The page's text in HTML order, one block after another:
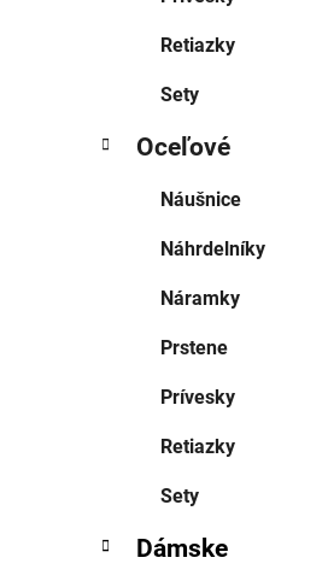
Retiazky
Sety
Oceľové
Náušnice
Náhrdelníky
Náramky
Prstene
Prívesky
Retiazky
Sety
Dámske